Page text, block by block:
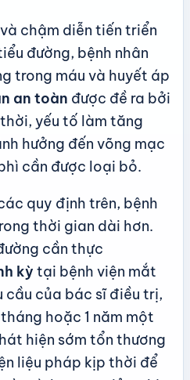
chậm diễn tiến triển
đường, bệnh nhân
trong máu và huyết áp
an toàn được đề ra bởi
yếu tố làm tăng
hưởng đến võng mạc
cần được loại bỏ.
quy định trên, bệnh
thời gian dài hơn.
cần thực
kỳ tại bệnh viện mắt
cầu của bác sĩ điều trị,
hoặc 1 năm một
hiện sớm tổn thương
liệu pháp kịp thời để